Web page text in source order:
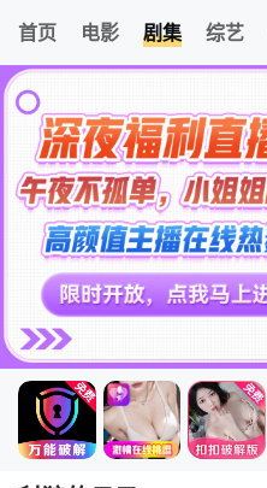
首页 电影 剧集 综艺
豺狼的日子
清空